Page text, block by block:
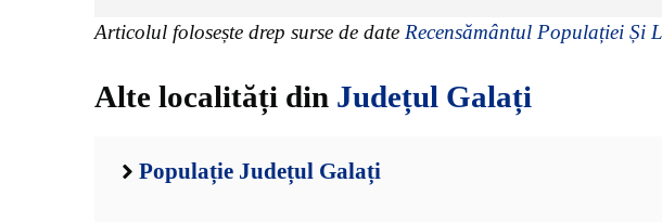
Articolul folosește drep surse de date Recensământul Populației Și
Alte localități din Județul Galați
Populație Județul Galați